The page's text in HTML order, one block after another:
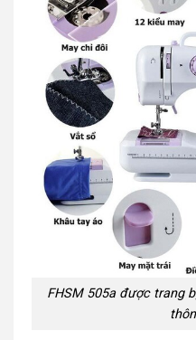
FHSM 505a được trang